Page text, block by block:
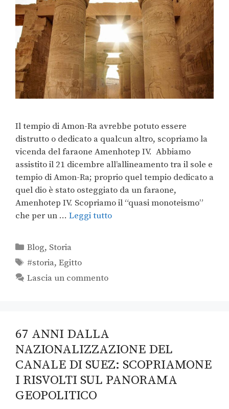
Il tempio di Amon-Ra avrebbe potuto essere
distrutto o dedicato a qualcun altro, scopriamo la
vicenda del faraone Amenhotep IV. Abbiamo
assistito il 21 dicembre all’allineamento tra il sole e
tempio di Amon-Ra; proprio quel tempio dedicato a
quel dio è stato osteggiato da un faraone,
Amenhotep IV. Scopriamo il “quasi monoteismo”
che per un … Leggi tutto
Blog, Storia
#storia,Egitto
Lascia un commento
67 ANNI DALLA
NAZIONALIZZAZIONE DEL
CANALE DI SUEZ: SCOPRIAMONE
I RISVOLTI SUL PANORAMA
GEOPOLITICO